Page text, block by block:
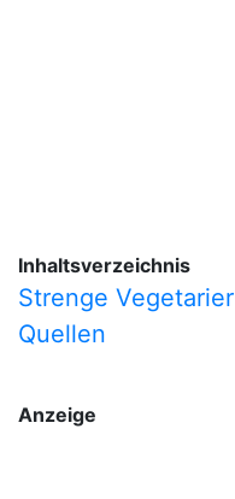
Inhaltsverzeichnis
Strenge Vegetarier
Quellen
Anzeige